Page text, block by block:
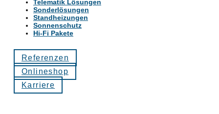
Telematik Lösungen
Sonderlösungen
Standheizungen
Sonnenschutz
Hi-Fi Pakete
Referenzen
Onlineshop
Karriere